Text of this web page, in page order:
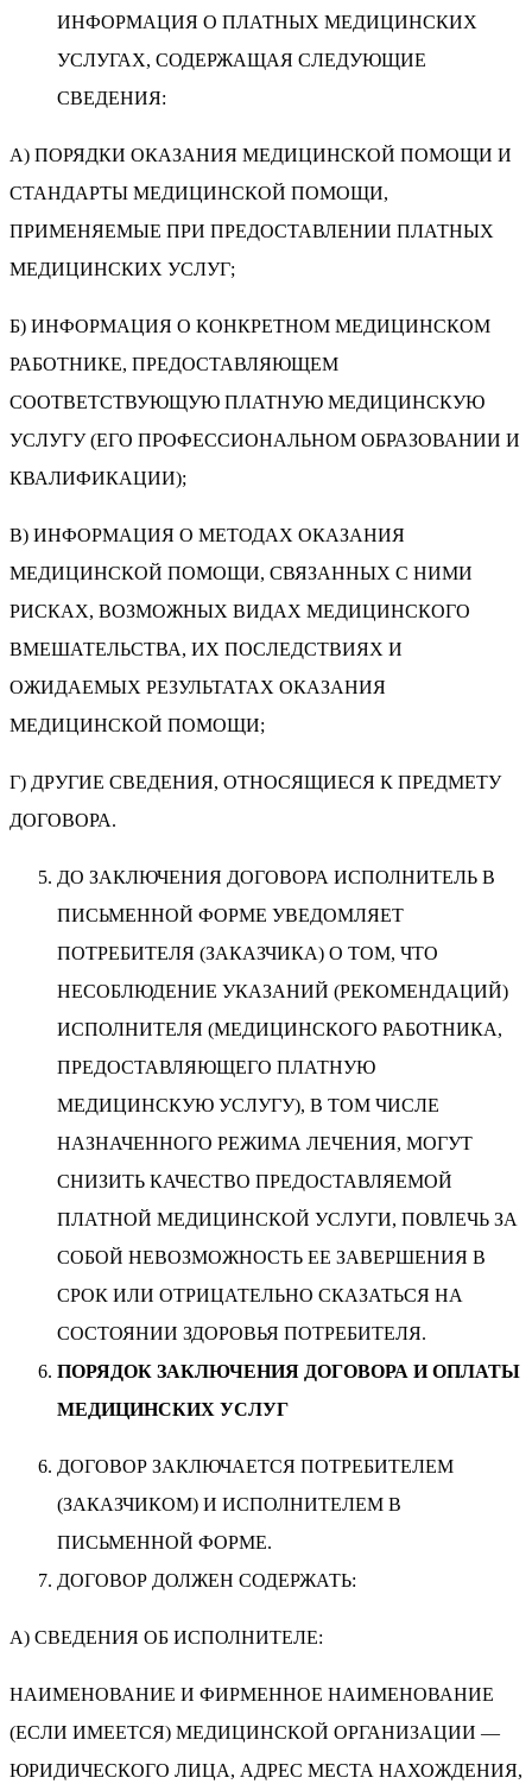
ИНФОРМАЦИЯ О ПЛАТНЫХ МЕДИЦИНСКИХ
УСЛУГАХ, СОДЕРЖАЩАЯ СЛЕДУЮЩИЕ
СВЕДЕНИЯ:
А) ПОРЯДКИ ОКАЗАНИЯ МЕДИЦИНСКОЙ ПОМОЩИ И
СТАНДАРТЫ МЕДИЦИНСКОЙ ПОМОЩИ,
ПРИМЕНЯЕМЫЕ ПРИ ПРЕДОСТАВЛЕНИИ ПЛАТНЫХ
МЕДИЦИНСКИХ УСЛУГ;
Б) ИНФОРМАЦИЯ О КОНКРЕТНОМ МЕДИЦИНСКОМ
РАБОТНИКЕ, ПРЕДОСТАВЛЯЮЩЕМ
СООТВЕТСТВУЮЩУЮ ПЛАТНУЮ МЕДИЦИНСКУЮ
УСЛУГУ (ЕГО ПРОФЕССИОНАЛЬНОМ ОБРАЗОВАНИИ И
КВАЛИФИКАЦИИ);
В) ИНФОРМАЦИЯ О МЕТОДАХ ОКАЗАНИЯ
МЕДИЦИНСКОЙ ПОМОЩИ, СВЯЗАННЫХ С НИМИ
РИСКАХ, ВОЗМОЖНЫХ ВИДАХ МЕДИЦИНСКОГО
ВМЕШАТЕЛЬСТВА, ИХ ПОСЛЕДСТВИЯХ И
ОЖИДАЕМЫХ РЕЗУЛЬТАТАХ ОКАЗАНИЯ
МЕДИЦИНСКОЙ ПОМОЩИ;
Г) ДРУГИЕ СВЕДЕНИЯ, ОТНОСЯЩИЕСЯ К ПРЕДМЕТУ
ДОГОВОРА.
ДО ЗАКЛЮЧЕНИЯ ДОГОВОРА ИСПОЛНИТЕЛЬ В
ПИСЬМЕННОЙ ФОРМЕ УВЕДОМЛЯЕТ
ПОТРЕБИТЕЛЯ (ЗАКАЗЧИКА) О ТОМ, ЧТО
НЕСОБЛЮДЕНИЕ УКАЗАНИЙ (РЕКОМЕНДАЦИЙ)
ИСПОЛНИТЕЛЯ (МЕДИЦИНСКОГО РАБОТНИКА,
ПРЕДОСТАВЛЯЮЩЕГО ПЛАТНУЮ
МЕДИЦИНСКУЮ УСЛУГУ), В ТОМ ЧИСЛЕ
НАЗНАЧЕННОГО РЕЖИМА ЛЕЧЕНИЯ, МОГУТ
СНИЗИТЬ КАЧЕСТВО ПРЕДОСТАВЛЯЕМОЙ
ПЛАТНОЙ МЕДИЦИНСКОЙ УСЛУГИ, ПОВЛЕЧЬ ЗА
СОБОЙ НЕВОЗМОЖНОСТЬ ЕЕ ЗАВЕРШЕНИЯ В
СРОК ИЛИ ОТРИЦАТЕЛЬНО СКАЗАТЬСЯ НА
СОСТОЯНИИ ЗДОРОВЬЯ ПОТРЕБИТЕЛЯ.
ПОРЯДОК ЗАКЛЮЧЕНИЯ ДОГОВОРА И ОПЛАТЫ
МЕДИЦИНСКИХ УСЛУГ
ДОГОВОР ЗАКЛЮЧАЕТСЯ ПОТРЕБИТЕЛЕМ
(ЗАКАЗЧИКОМ) И ИСПОЛНИТЕЛЕМ В
ПИСЬМЕННОЙ ФОРМЕ.
ДОГОВОР ДОЛЖЕН СОДЕРЖАТЬ:
А) СВЕДЕНИЯ ОБ ИСПОЛНИТЕЛЕ:
НАИМЕНОВАНИЕ И ФИРМЕННОЕ НАИМЕНОВАНИЕ
(ЕСЛИ ИМЕЕТСЯ) МЕДИЦИНСКОЙ ОРГАНИЗАЦИИ —
ЮРИДИЧЕСКОГО ЛИЦА, АДРЕС МЕСТА НАХОЖДЕНИЯ,